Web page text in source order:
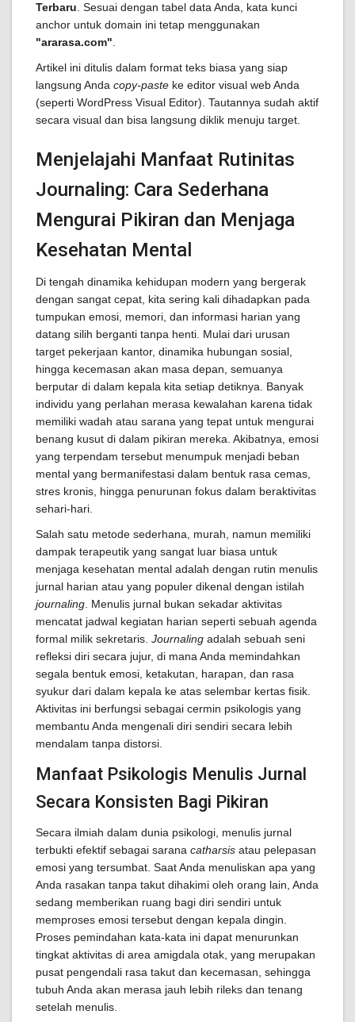
Terbaru . Sesuai dengan tabel data Anda, kata kunci
anchor untuk domain ini tetap menggunakan
"ararasa.com"
Artikel ini ditulis dalam format teks biasa yang siap
langsung Anda copy-paste ke editor visual web Anda
(seperti WordPress Visual Editor). Tautannya sudah aktif
secara visual dan bisa langsung diklik menuju target.
Menjelajahi Manfaat Rutinitas
Journaling: Cara Sederhana
Mengurai Pikiran dan Menjaga
Kesehatan Mental
Di tengah dinamika kehidupan modern yang bergerak
dengan sangat cepat, kita sering kali dihadapkan pada
tumpukan emosi, memori, dan informasi harian yang
datang silih berganti tanpa henti. Mulai dari urusan
target pekerjaan kantor, dinamika hubungan sosial,
hingga kecemasan akan masa depan, semuanya
berputar di dalam kepala kita setiap detiknya. Banyak
individu yang perlahan merasa kewalahan karena tidak
memiliki wadah atau sarana yang tepat untuk mengurai
benang kusut di dalam pikiran mereka. Akibatnya, emosi
yang terpendam tersebut menumpuk menjadi beban
mental yang bermanifestasi dalam bentuk rasa cemas,
stres kronis, hingga penurunan fokus dalam beraktivitas
sehari-hari.
Salah satu metode sederhana, murah, namun memiliki
dampak terapeutik yang sangat luar biasa untuk
menjaga kesehatan mental adalah dengan rutin menulis
jurnal harian atau yang populer dikenal dengan istilah
journaling . Menulis jurnal bukan sekadar aktivitas
mencatat jadwal kegiatan harian seperti sebuah agenda
formal milik sekretaris. Journaling adalah sebuah seni
refleksi diri secara jujur, di mana Anda memindahkan
segala bentuk emosi, ketakutan, harapan, dan rasa
syukur dari dalam kepala ke atas selembar kertas fisik.
Aktivitas ini berfungsi sebagai cermin psikologis yang
membantu Anda mengenali diri sendiri secara lebih
mendalam tanpa distorsi.
Manfaat Psikologis Menulis Jurnal
Secara Konsisten Bagi Pikiran
Secara ilmiah dalam dunia psikologi, menulis jurnal
terbukti efektif sebagai sarana catharsis atau pelepasan
emosi yang tersumbat. Saat Anda menuliskan apa yang
Anda rasakan tanpa takut dihakimi oleh orang lain, Anda
sedang memberikan ruang bagi diri sendiri untuk
memproses emosi tersebut dengan kepala dingin.
Proses pemindahan kata-kata ini dapat menurunkan
tingkat aktivitas di area amigdala otak, yang merupakan
pusat pengendali rasa takut dan kecemasan, sehingga
tubuh Anda akan merasa jauh lebih rileks dan tenang
setelah menulis.